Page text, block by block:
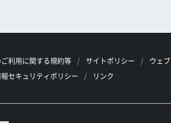
利用に関する規約等 サイトポリシー
ウェ
セキュリティポリシー リンク